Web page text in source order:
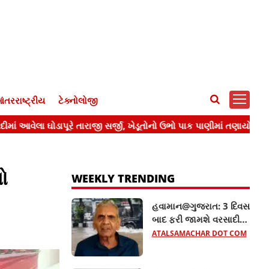
ટેક્નોલોજી
WEEKLY TRENDING
હવામાન@ગુજરાત: 3 દિવસ
બાદ ફરી જામશે વરસાદી
માહોલ, અંબાલાલ પટેલની
ATALSAMACHAR DOT COM